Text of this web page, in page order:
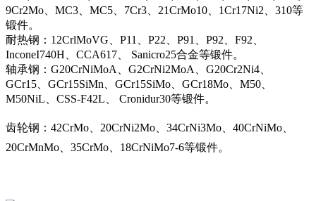
9Cr2Mo、MC3、MC5、7Cr3、21CrMo10、1Cr17Ni2、310等
锻件。
耐热钢：12CrlMoVG、P11、P22、P91、P92、F92、
InconeI740H、CCA617、 Sanicro25合金等锻件。
轴承钢：G20CrNiMoA、G2CrNi2MoA、G20Cr2Ni4、
GCr15、GCr15SiMn、GCr15SiMo、GCr18Mo、M50、
M50NiL、CSS-F42L、 Cronidur30等锻件。
齿轮钢：42CrMo、20CrNi2Mo、34CrNi3Mo、40CrNiMo、
20CrMnMo、35CrMo、18CrNiMo7-6等锻件。